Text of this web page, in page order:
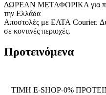
ΔΩΡΕΑΝ ΜΕΤΑΦΟΡΙΚΑ για
την Ελλάδα
Αποστολές με ΕΛΤΑ Courier.
σε κοντινές περιοχές.
Προτεινόμενα
ΤΙΜΗ E-SHOP-0%